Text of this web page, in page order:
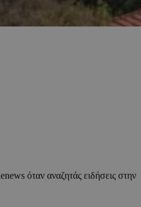
όταν αναζητάς ειδήσεις στην